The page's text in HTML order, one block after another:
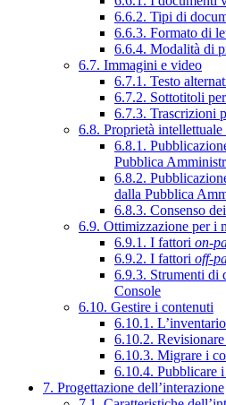
6.6.2. Tipi di
6.6.3. Formato di
6.6.4. Modalità di
6.7. Immagini e video
6.7.1. Testo
6.7.2. Sottotitoli
6.7.3. Trascrizioni
6.8. Proprietà
6.8.1.
Pubblica
6.8.2.
dalla Pubblica
6.8.3. Consenso
6.9. Ottimizzazione per i
6.9.1. I fattori on-
6.9.2. I fattori off-
6.9.3. Strumenti di
Console
6.10. Gestire i contenuti
6.10.1.
6.10.2.
6.10.3. Migrare i
6.10.4. Pubblicare
7. Progettazione dell’interazione